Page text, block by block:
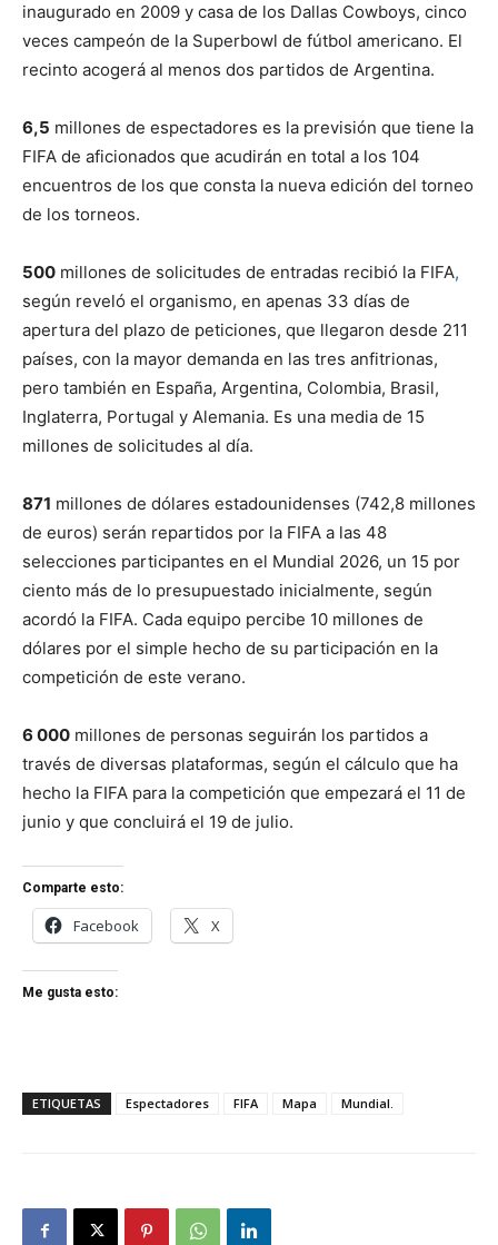
inaugurado en 2009 y casa de los Dallas Cowboys, cinco
veces campeón de la Superbowl de fútbol americano. El
recinto acogerá al menos dos partidos de Argentina.
6,5 millones de espectadores es la previsión que tiene la
FIFA de aficionados que acudirán en total a los 104
encuentros de los que consta la nueva edición del torneo
de los torneos.
500 millones de solicitudes de entradas recibió la FIFA,
según reveló el organismo, en apenas 33 días de
apertura del plazo de peticiones, que llegaron desde 211
países, con la mayor demanda en las tres anfitrionas,
pero también en España, Argentina, Colombia, Brasil,
Inglaterra, Portugal y Alemania. Es una media de 15
millones de solicitudes al día.
871 millones de dólares estadounidenses (742,8 millones
de euros) serán repartidos por la FIFA a las 48
selecciones participantes en el Mundial 2026, un 15 por
ciento más de lo presupuestado inicialmente, según
acordó la FIFA. Cada equipo percibe 10 millones de
dólares por el simple hecho de su participación en la
competición de este verano.
6 000 millones de personas seguirán los partidos a
través de diversas plataformas, según el cálculo que ha
hecho la FIFA para la competición que empezará el 11 de
junio y que concluirá el 19 de julio.
Comparte esto:
Facebook X
Me gusta esto:
ETIQUETAS Espectadores FIFA Mapa Mundial.